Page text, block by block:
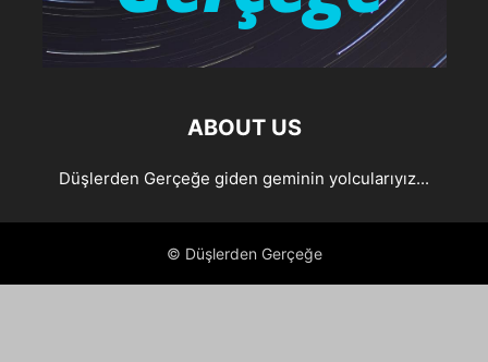
ABOUT US
Düşlerden Gerçeğe giden geminin yolcularıyız...
© Düşlerden Gerçeğe